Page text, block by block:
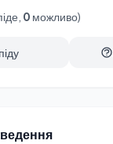
0 можливо)